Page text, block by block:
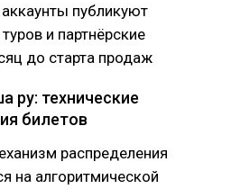
публикуют
и партнёрские
до старта продаж
технические
билетов
распределения
на алгоритмической